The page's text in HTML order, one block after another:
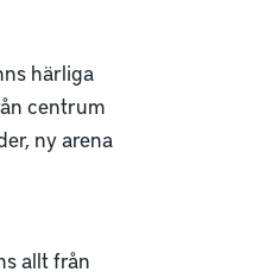
härliga
centrum
ny arena
allt från